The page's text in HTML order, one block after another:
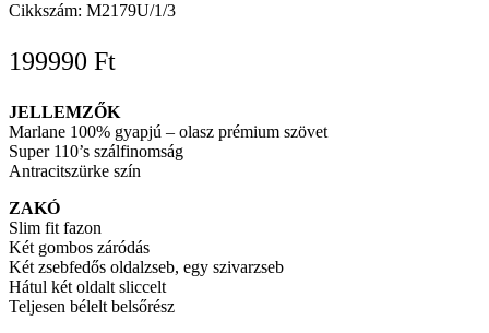
Cikkszám: M2179U/1/3
199990 Ft
JELLEMZŐK
Marlane 100% gyapjú – olasz prémium szövet
Super 110’s szálfinomság
Antracitszürke szín
ZAKÓ
Slim fit fazon
Két gombos záródás
Két zsebfedős oldalzseb, egy szivarzseb
Hátul két oldalt sliccelt
Teljesen bélelt belsőrész